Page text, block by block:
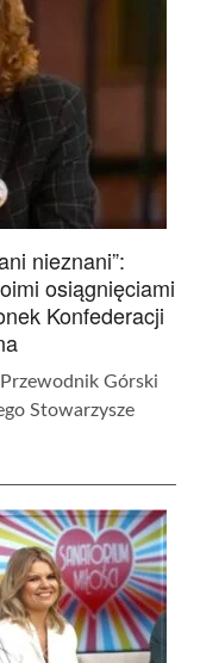
nieznani”:
osiągnięciami
Konfederacji
Górski
Stowarzysze